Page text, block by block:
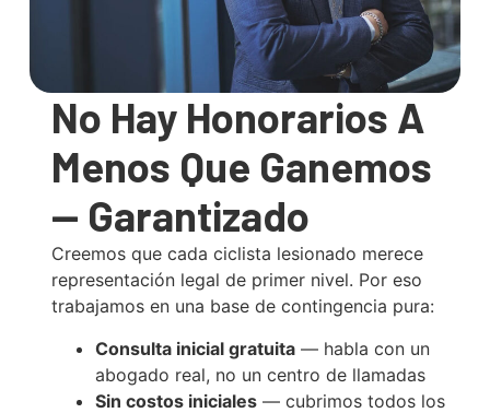
No Hay Honorarios A
Menos Que Ganemos
— Garantizado
Creemos que cada ciclista lesionado merece
representación legal de primer nivel. Por eso
trabajamos en una base de contingencia pura:
Consulta inicial gratuita— habla con un
abogado real, no un centro de llamadas
Sin costos iniciales— cubrimos todos los